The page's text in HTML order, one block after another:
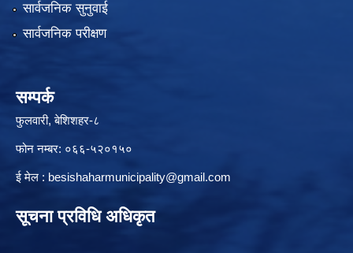
सार्वजनिक सुनुवाई
सार्वजनिक परीक्षण
सम्पर्क
फुलवारी, बेशिशहर-८
फोन नम्बर: ०६६-५२०१५०
ई मेल : besishaharmunicipality@gmail.com
सूचना प्रविधि अधिकृत